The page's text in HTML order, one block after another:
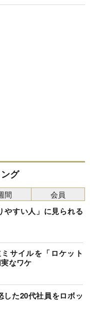
グ
やすい人」に見られる
サイルを「ロケット
なワケ
た20代社員をロボッ
間 会員